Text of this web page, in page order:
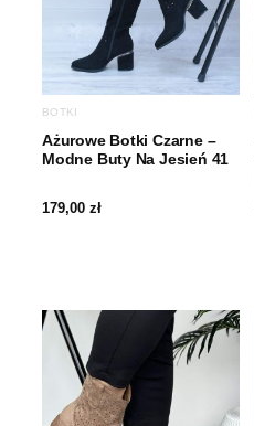
BOTKI
Ażurowe Botki Czarne –
Modne Buty Na Jesień 41
179,00 zł